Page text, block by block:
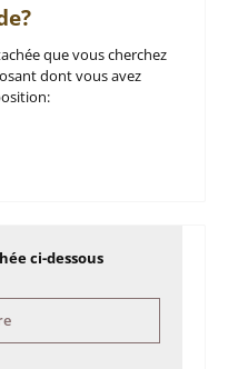
que vous cherchez
dont vous avez
ci-dessous